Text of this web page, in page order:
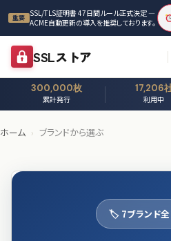
本文へスキップ
重要 SSL/TLS証明書 47日間ルール正式決定 —
ACME自動更新の導入を推奨しております。
SSLストア
300,000枚
累計発行
17,206
利用中
ホーム › ブランドから選ぶ
🏷 7ブランド